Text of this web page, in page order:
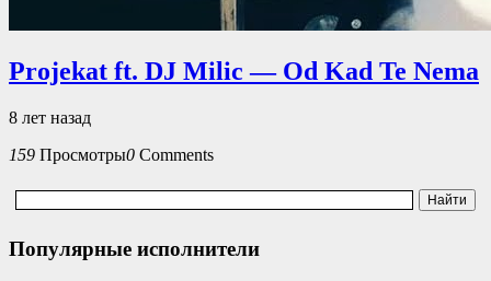
Projekat ft. DJ Milic — Od Kad Te Nema
8 лет назад
159 Просмотры0 Comments
Популярные исполнители